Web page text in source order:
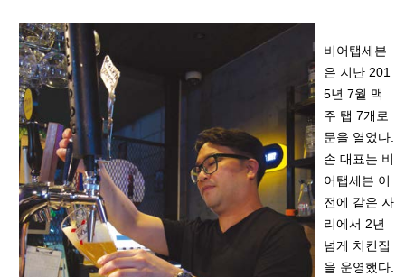
비어탭세븐
은 지난 201
5년 7월 맥
주 탭 7개로
문을 열었다.
손 대표는 비
어탭세븐 이
전에 같은 자
리에서 2년
넘게 치킨집
을 운영했다.